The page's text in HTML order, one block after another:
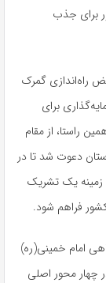
برای جذب
راه‌اندازی گمرک
سرمایه‌گذاری، 30 طرح سرمایه‌گذاری برای
راستا، از مقام
دعوت شد تا در
زمینه یک تشریک
فراهم شود.
امام خمینی(ره)
چهار محور اصلی